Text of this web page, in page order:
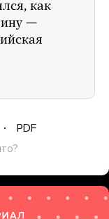
как
—
PDF